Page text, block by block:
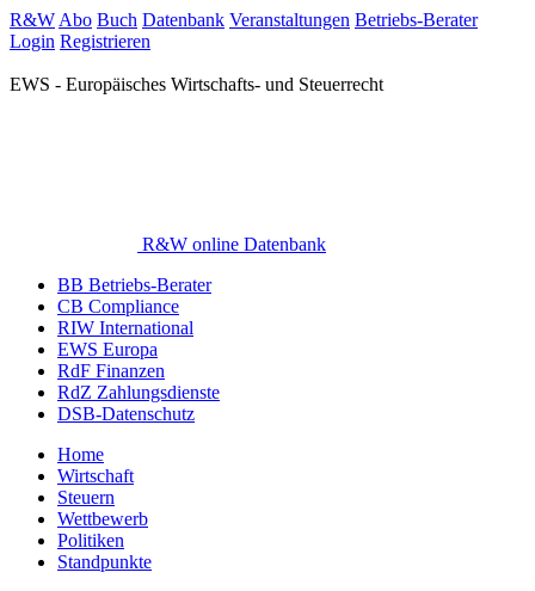
R&W Abo Buch Datenbank Veranstaltungen Betriebs-Berater
Login Registrieren
EWS - Europäisches Wirtschafts- und Steuerrecht
R&W online Datenbank
BB Betriebs-Berater
CB Compliance
RIW International
EWS Europa
RdF Finanzen
RdZ Zahlungsdienste
DSB-Datenschutz
Home
Wirtschaft
Steuern
Wettbewerb
Politiken
Standpunkte